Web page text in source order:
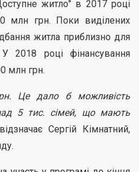
житло" в 2017 році
млн грн. Поки виділених
житла приблизно для
2018 році фінансування
млн грн.
Це дало б можливість
5 тис. сімей, що мають
Сергій Кімнатний,